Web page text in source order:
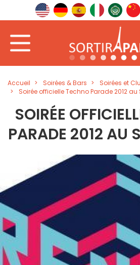
Accueil Soirées & Bars
Soirées et
Soirée officielle Techno Parade 2012
SOIRÉE
PARADE 2012 AU